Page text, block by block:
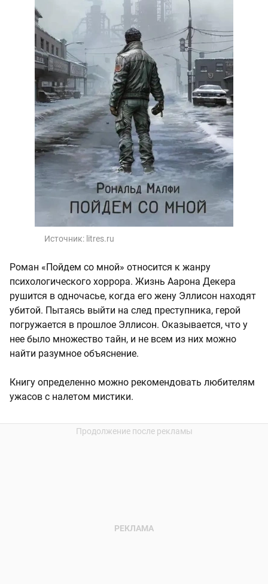
Источник: litres.ru
Роман «Пойдем со мной» относится к жанру
психологического хоррора. Жизнь Аарона Декера
рушится в одночасье, когда его жену Эллисон находят
убитой. Пытаясь выйти на след преступника, герой
погружается в прошлое Эллисон. Оказывается, что у
нее было множество тайн, и не всем из них можно
найти разумное объяснение.
Книгу определенно можно рекомендовать любителям
ужасов с налетом мистики.